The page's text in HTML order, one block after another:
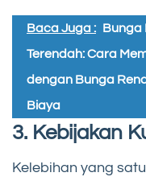
Baca Juga : Bunga
Terendah: Cara
dengan Bunga
Biaya
3. Kebijakan
Kelebihan yang